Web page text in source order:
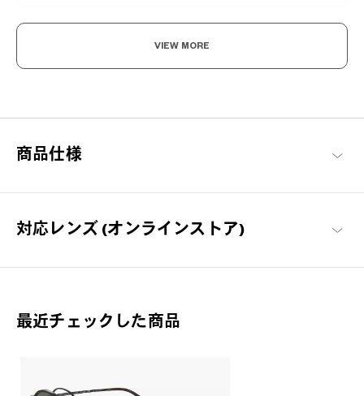
ファッションアイテムとしてはもちろん、眩しさを和らげ、紫外
VIEW MORE
商品仕様
対応レンズ (オンラインストア)
最近チェックした商品